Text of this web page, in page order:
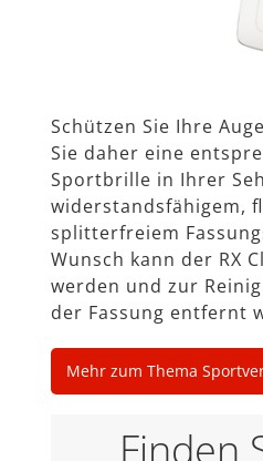
Schützen Sie Ihre
Sie daher eine
Sportbrille in Ihrer
widerstandsfähigem,
splitterfreiem
Wunsch kann der RX
werden und zur
der Fassung entfernt
Mehr zum Thema
Finden